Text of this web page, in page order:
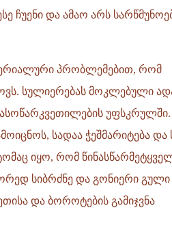
ჩუენი და ამაო არს
პრობლემებით, რომ
სულიერებას მოკლებული
უფსკრულში.
სადაა ჭეშმარიტება და
იყო, რომ
სიბრძნე და გონიერი გული
და ბოროტების გამიჯვნა